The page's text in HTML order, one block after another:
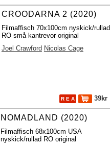
CROODARNA 2 (2020)
Filmaffisch 70x100cm nyskick/rullad
RO små kantrevor original
Joel Crawford Nicolas Cage
R E A 39kr
NOMADLAND (2020)
Filmaffisch 68x100cm USA
nyskick/rullad RO original